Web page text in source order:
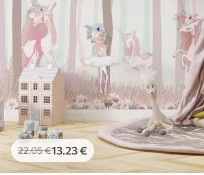
22.05€13.23€